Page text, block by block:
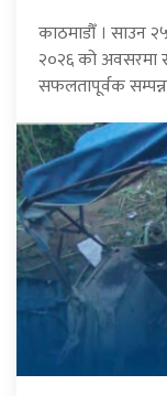
काठमाडौँ । साउन
२०२६ को अवसरमा
सफलतापूर्वक